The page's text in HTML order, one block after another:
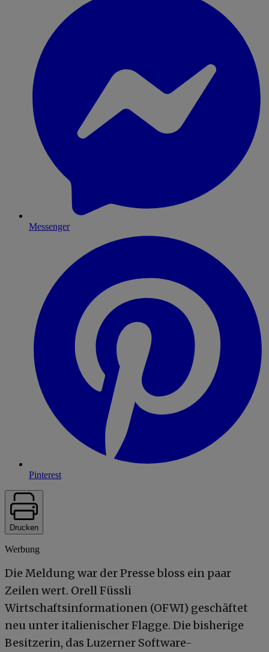
Messenger
Pinterest
Drucken
Werbung
Die Meldung war der Presse bloss ein paar
Zeilen wert. Orell Füssli
Wirtschaftsinformationen (OFWI) geschäftet
neu unter italienischer Flagge. Die bisherige
Besitzerin, das Luzerner Software-